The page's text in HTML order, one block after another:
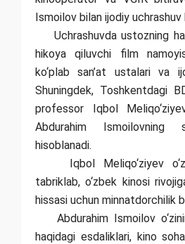
Ismoilov bilan ijodiy uchrashuv
Uchrashuvda ustozning
hikoya qiluvchi film
ko‘plab san’at ustalari va
Shuningdek, Toshkentdagi
professor Iqbol
Abdurahim Ismoilovning
hisoblanadi.
Iqbol Meliqo‘ziyev o‘z
tabriklab, o‘zbek kinosi
hissasi uchun minnatdorchilik
Abdurahim Ismoilov
haqidagi esdaliklari, kino